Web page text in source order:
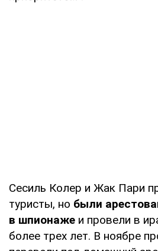
Сесиль Колер и Жак Пари
туристы, но были
в шпионаже и провели в
более трех лет. В ноябре